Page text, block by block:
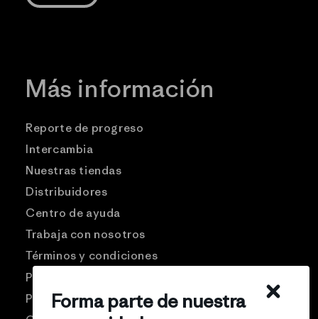
Más información
Reporte de progreso
Intercambia
Nuestras tiendas
Distribuidores
Centro de ayuda
Trabaja con nosotros
Términos y condiciones
Patagonia USA
Preguntas frecuentes
Forma parte de nuestra